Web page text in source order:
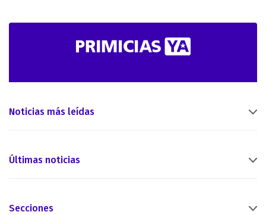
Noticias más leídas
Últimas noticias
Secciones